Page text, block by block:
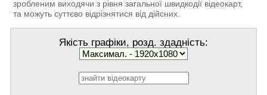
зробленим виходячи з рівня загальної швидкодії відеокарт,
та можуть суттєво відрізнятися від дійсних.
Якість графіки, розд. здадність: